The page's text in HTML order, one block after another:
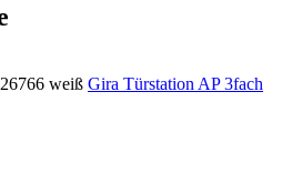
Gira Türstation AP 3fach